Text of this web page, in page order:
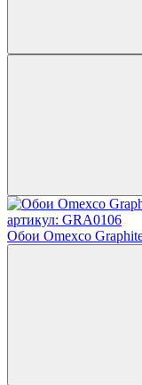
артикул: GRA0106
Обои Omexco